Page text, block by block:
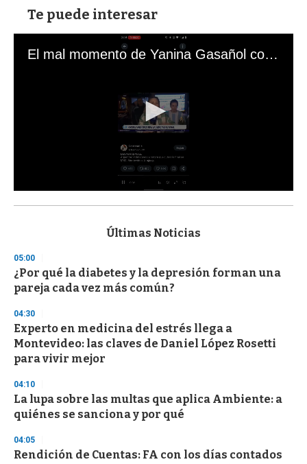
Te puede interesar
El mal momento de Yanina Gasañol con un hincha argentino en "Subrayado"
s
d
s
o
f
3
s
e
c
o
d
s
Últimas Noticias
05:00
¿Por qué la diabetes y la depresión forman una
pareja cada vez más común?
04:30
Experto en medicina del estrés llega a
Montevideo: las claves de Daniel López Rosetti
para vivir mejor
04:10
La lupa sobre las multas que aplica Ambiente: a
quiénes se sanciona y por qué
04:05
Rendición de Cuentas: FA con los días contados